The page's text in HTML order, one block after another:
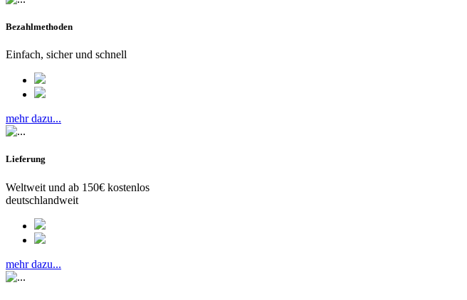
Bezahlmethoden
Einfach, sicher und schnell
mehr dazu...
Lieferung
Weltweit und ab 150€ kostenlos
deutschlandweit
mehr dazu...